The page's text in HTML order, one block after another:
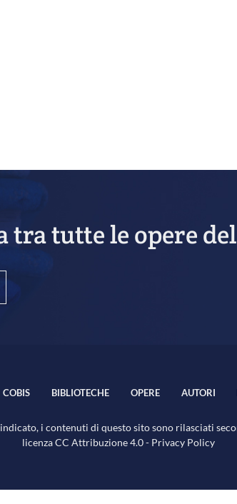
tra tutte le opere
COBIS BIBLIOTECHE OPERE AUTORI
i contenuti di questo sito sono rilasciati
licenzaCC Attribuzione 4.0- Privacy Policy